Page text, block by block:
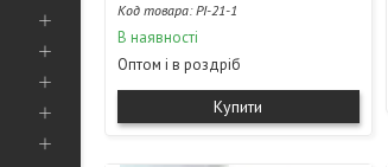
PI-21-1
В наявності
Оптом і в роздріб
Купити